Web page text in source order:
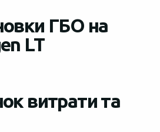
ГБО на
LT
витрати та